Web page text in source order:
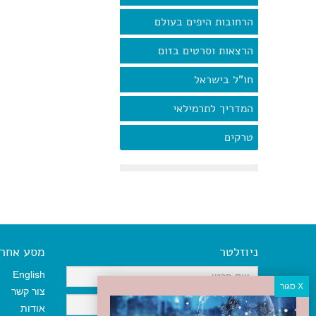
הרחובות היפים בעולם
הרצאות וסרטים בזום
חו"ל בישראל
המדריך לתרמילאי
טרקים
ניוזלטר מסע אחר
English
צור קשר
אודות